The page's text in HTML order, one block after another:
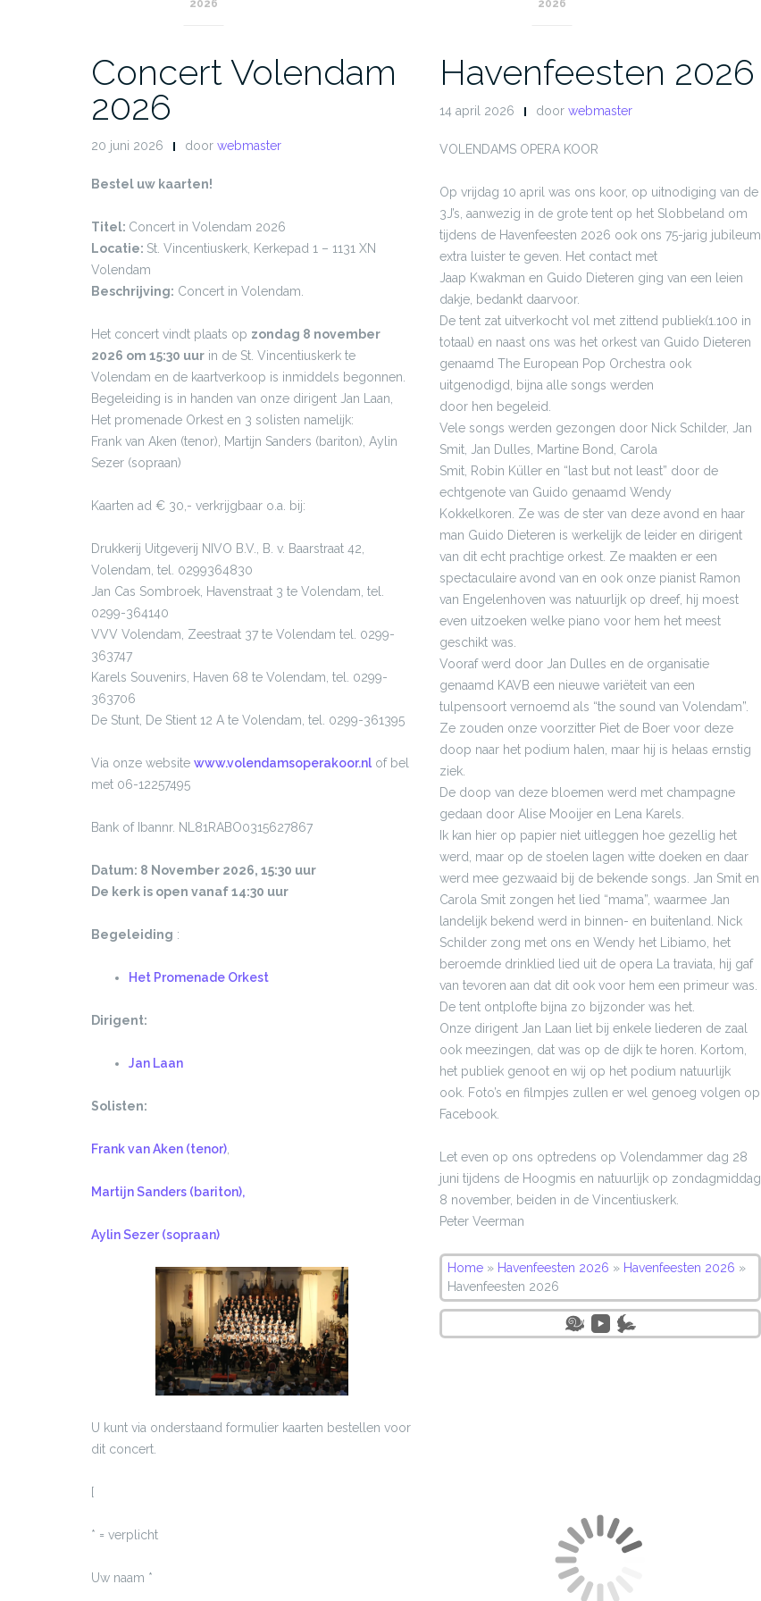
2026
Concert Volendam
2026
20 juni 2026 door webmaster
Bestel uw kaarten!
Titel: Concert in Volendam 2026
Locatie: St. Vincentiuskerk, Kerkepad 1 – 1131 XN
Volendam
Beschrijving: Concert in Volendam.
Het concert vindt plaats op zondag 8 november
2026 om 15:30 uur in de St. Vincentiuskerk te
Volendam en de kaartverkoop is inmiddels begonnen.
Begeleiding is in handen van onze dirigent Jan Laan,
Het promenade Orkest en 3 solisten namelijk:
Frank van Aken (tenor), Martijn Sanders (bariton), Aylin
Sezer (sopraan)
Kaarten ad € 30,- verkrijgbaar o.a. bij:
Drukkerij Uitgeverij NIVO B.V., B. v. Baarstraat 42,
Volendam, tel. 0299364830
Jan Cas Sombroek, Havenstraat 3 te Volendam, tel.
0299-364140
VVV Volendam, Zeestraat 37 te Volendam tel. 0299-
363747
Karels Souvenirs, Haven 68 te Volendam, tel. 0299-
363706
De Stunt, De Stient 12 A te Volendam, tel. 0299-361395
Via onze website www.volendamsoperakoor.nl of bel
met 06-12257495
Bank of Ibannr. NL81RABO0315627867
Datum: 8 November 2026, 15:30 uur
De kerk is open vanaf 14:30 uur
Begeleiding :
Het Promenade Orkest
Dirigent:
Jan Laan
Solisten:
Frank van Aken (tenor)
Martijn Sanders (bariton),
Aylin Sezer (sopraan)
U kunt via onderstaand formulier kaarten bestellen voor
dit concert.
[
* = verplicht
Uw naam *
2026
Havenfeesten 2026
14 april 2026 door webmaster
VOLENDAMS OPERA KOOR
Op vrijdag 10 april was ons koor, op uitnodiging van de
3J’s, aanwezig in de grote tent op het Slobbeland om
tijdens de Havenfeesten 2026 ook ons 75-jarig jubileum
extra luister te geven. Het contact met
Jaap Kwakman en Guido Dieteren ging van een leien
dakje, bedankt daarvoor.
De tent zat uitverkocht vol met zittend publiek(1.100 in
totaal) en naast ons was het orkest van Guido Dieteren
genaamd The European Pop Orchestra ook
uitgenodigd, bijna alle songs werden
door hen begeleid.
Vele songs werden gezongen door Nick Schilder, Jan
Smit, Jan Dulles, Martine Bond, Carola
Smit, Robin Küller en “last but not least” door de
echtgenote van Guido genaamd Wendy
Kokkelkoren. Ze was de ster van deze avond en haar
man Guido Dieteren is werkelijk de leider en dirigent
van dit echt prachtige orkest. Ze maakten er een
spectaculaire avond van en ook onze pianist Ramon
van Engelenhoven was natuurlijk op dreef, hij moest
even uitzoeken welke piano voor hem het meest
geschikt was.
Vooraf werd door Jan Dulles en de organisatie
genaamd KAVB een nieuwe variëteit van een
tulpensoort vernoemd als “the sound van Volendam”.
Ze zouden onze voorzitter Piet de Boer voor deze
doop naar het podium halen, maar hij is helaas ernstig
ziek.
De doop van deze bloemen werd met champagne
gedaan door Alise Mooijer en Lena Karels.
Ik kan hier op papier niet uitleggen hoe gezellig het
werd, maar op de stoelen lagen witte doeken en daar
werd mee gezwaaid bij de bekende songs. Jan Smit en
Carola Smit zongen het lied “mama”, waarmee Jan
landelijk bekend werd in binnen- en buitenland. Nick
Schilder zong met ons en Wendy het Libiamo, het
beroemde drinklied lied uit de opera La traviata, hij gaf
van tevoren aan dat dit ook voor hem een primeur was.
De tent ontplofte bijna zo bijzonder was het.
Onze dirigent Jan Laan liet bij enkele liederen de zaal
ook meezingen, dat was op de dijk te horen. Kortom,
het publiek genoot en wij op het podium natuurlijk
ook. Foto’s en filmpjes zullen er wel genoeg volgen op
Facebook.
Let even op ons optredens op Volendammer dag 28
juni tijdens de Hoogmis en natuurlijk op zondagmiddag
8 november, beiden in de Vincentiuskerk.
Peter Veerman
Home » Havenfeesten 2026 » Havenfeesten 2026 »
Havenfeesten 2026